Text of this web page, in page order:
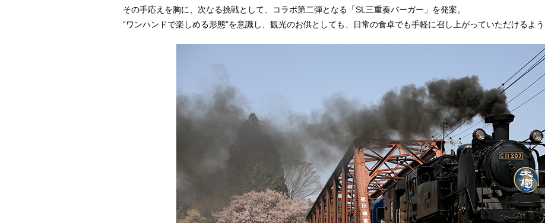
その手応えを胸に、次なる挑戦として、コラボ第二弾となる「SL三重奏バーガー」を発案。
“ワンハンドで楽しめる形態”を意識し、観光のお供としても、日常の食卓でも手軽に召し上がっていただけるよう